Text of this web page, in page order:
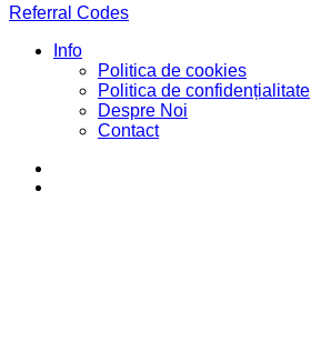
Referral Codes
Info
Politica de cookies
Politica de confidențialitate
Despre Noi
Contact